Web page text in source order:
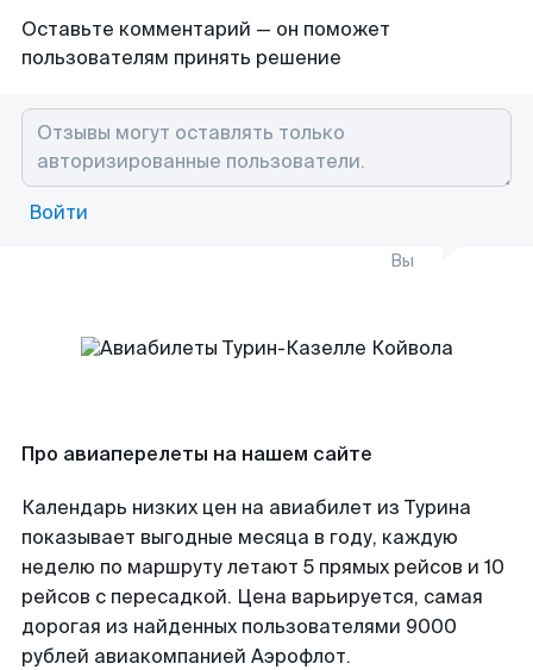
Оставьте комментарий — он поможет
пользователям принять решение
Войти
Вы
Про авиаперелеты на нашем сайте
Календарь низких цен на авиабилет из Турина
показывает выгодные месяца в году, каждую
неделю по маршруту летают 5 прямых рейсов и 10
рейсов с пересадкой. Цена варьируется, самая
дорогая из найденных пользователями 9000
рублей авиакомпанией Аэрофлот.